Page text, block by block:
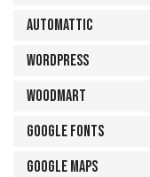
Automattic
WordPress
Woodmart
Google Fonts
Google Maps